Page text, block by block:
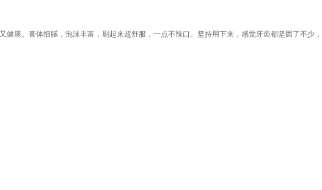
康。膏体细腻，泡沫丰富，刷起来超舒服，一点不辣口。坚持用下来，感觉牙齿都坚固了不少，